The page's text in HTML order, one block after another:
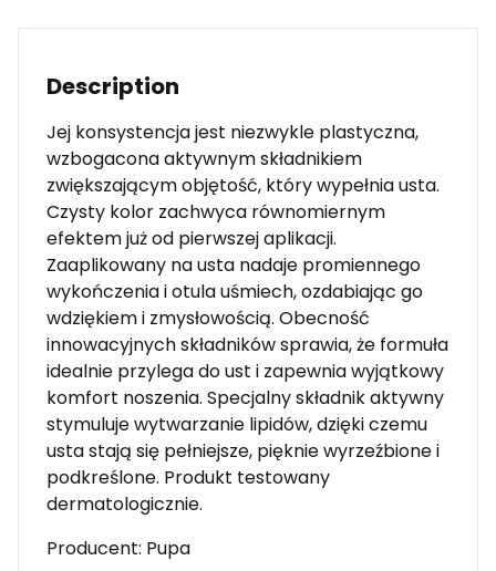
Description
Jej konsystencja jest niezwykle plastyczna,
wzbogacona aktywnym składnikiem
zwiększającym objętość, który wypełnia usta.
Czysty kolor zachwyca równomiernym
efektem już od pierwszej aplikacji.
Zaaplikowany na usta nadaje promiennego
wykończenia i otula uśmiech, ozdabiając go
wdziękiem i zmysłowością. Obecność
innowacyjnych składników sprawia, że formuła
idealnie przylega do ust i zapewnia wyjątkowy
komfort noszenia. Specjalny składnik aktywny
stymuluje wytwarzanie lipidów, dzięki czemu
usta stają się pełniejsze, pięknie wyrzeźbione i
podkreślone. Produkt testowany
dermatologicznie.
Producent: Pupa